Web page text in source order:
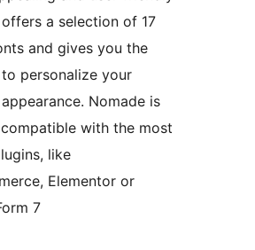
a selection of 17
and gives you the
personalize your
appearance. Nomade is
with the most
like
Elementor or
7